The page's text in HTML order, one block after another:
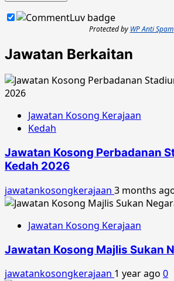
Protected by WP Anti Spam
Jawatan Berkaitan
Jawatan Kosong Kerajaan
Kedah
Jawatan Kosong Perbadanan
Kedah 2026
jawatankosongkerajaan 3 months
Jawatan Kosong Kerajaan
Jawatan Kosong Majlis Sukan
jawatankosongkerajaan 1 year ago 0